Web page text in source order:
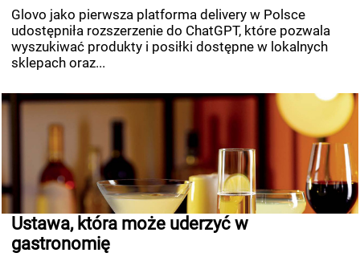
Glovo jako pierwsza platforma delivery w Polsce
udostępniła rozszerzenie do ChatGPT, które pozwala
wyszukiwać produkty i posiłki dostępne w lokalnych
sklepach oraz...
Ustawa, która może uderzyć w
gastronomię